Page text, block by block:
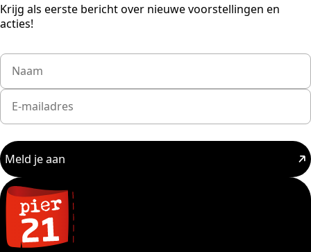
Krijg als eerste bericht over nieuwe voorstellingen en
acties!
Meld je aan